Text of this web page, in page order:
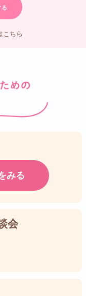
る
こちら
みる
会